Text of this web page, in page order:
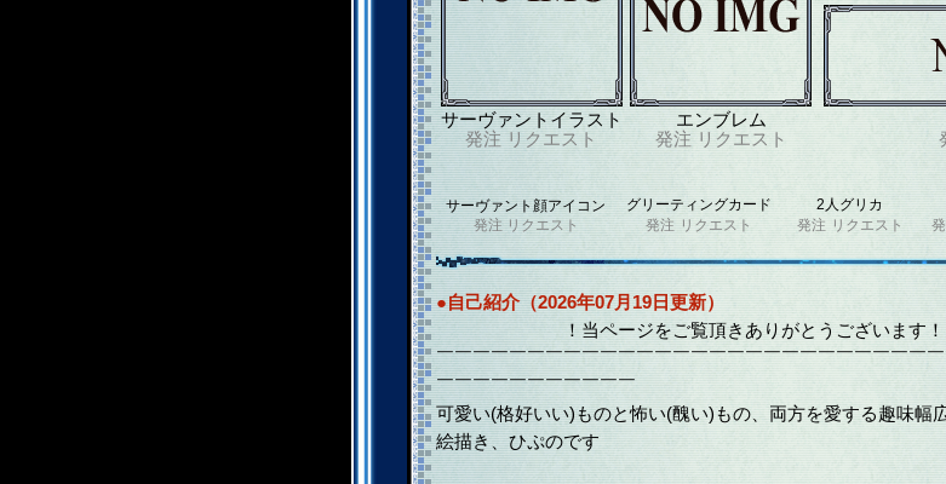
サーヴァントイラスト
発注 リクエスト
エンブレム
発注 リクエスト
サーヴァント顔アイコン
発注 リクエスト
グリーティングカード
発注 リクエスト
2人グリカ
発注 リクエスト
●自己紹介（2026年07月19日更新）
！当ページをご覧頂きありがとうございます！
￣￣￣￣￣￣￣￣￣￣￣￣￣￣￣￣￣￣￣￣￣￣￣￣￣￣￣
￣￣￣￣￣￣￣￣￣￣￣
可愛い(格好いい)ものと怖い(醜い)もの、両方を愛する趣味幅
絵描き、ひぷのです